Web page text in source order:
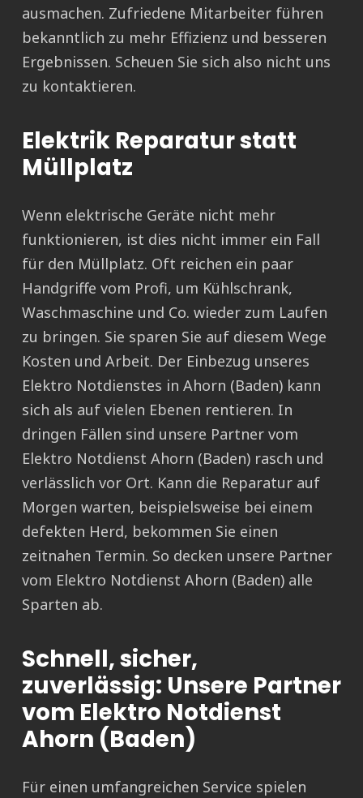
ausmachen. Zufriedene Mitarbeiter führen
bekanntlich zu mehr Effizienz und besseren
Ergebnissen. Scheuen Sie sich also nicht uns
zu kontaktieren.
Elektrik Reparatur statt
Müllplatz
Wenn elektrische Geräte nicht mehr
funktionieren, ist dies nicht immer ein Fall
für den Müllplatz. Oft reichen ein paar
Handgriffe vom Profi, um Kühlschrank,
Waschmaschine und Co. wieder zum Laufen
zu bringen. Sie sparen Sie auf diesem Wege
Kosten und Arbeit. Der Einbezug unseres
Elektro Notdienstes in Ahorn (Baden) kann
sich als auf vielen Ebenen rentieren. In
dringen Fällen sind unsere Partner vom
Elektro Notdienst Ahorn (Baden) rasch und
verlässlich vor Ort. Kann die Reparatur auf
Morgen warten, beispielsweise bei einem
defekten Herd, bekommen Sie einen
zeitnahen Termin. So decken unsere Partner
vom Elektro Notdienst Ahorn (Baden) alle
Sparten ab.
Schnell, sicher,
zuverlässig: Unsere Partner
vom Elektro Notdienst
Ahorn (Baden)
Für einen umfangreichen Service spielen